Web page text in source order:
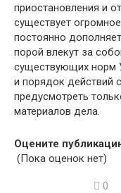
приостановления и
существует
постоянно
порой влекут за
существующих
и порядок действий
предусмотреть
материалов дела.
Оцените
(Пока оценок нет)
0